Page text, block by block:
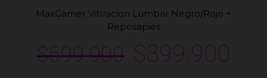
MaxGamer Vibracion Lumbar Negro/Rojo +
Reposapies
$599.900 $399.900